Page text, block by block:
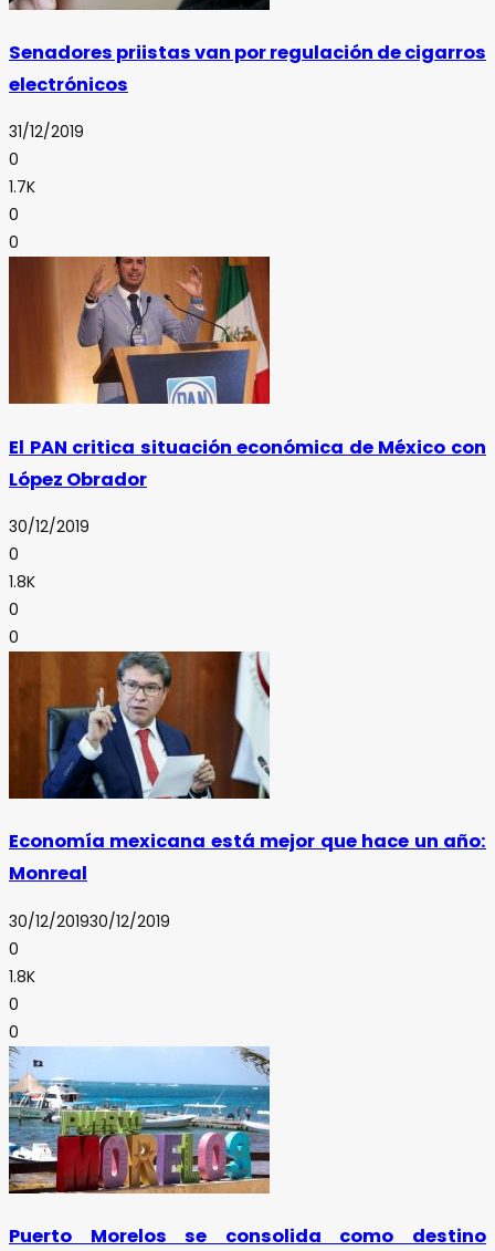
Senadores priistas van por regulación de cigarros
electrónicos
31/12/2019
0
1.7K
0
0
El PAN critica situación económica de México con
López Obrador
30/12/2019
0
1.8K
0
0
Economía mexicana está mejor que hace un año:
Monreal
30/12/201930/12/2019
0
1.8K
0
0
Puerto Morelos se consolida como destino